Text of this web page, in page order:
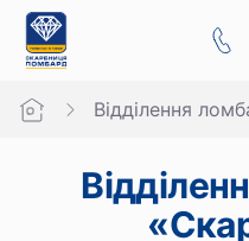
Відділення